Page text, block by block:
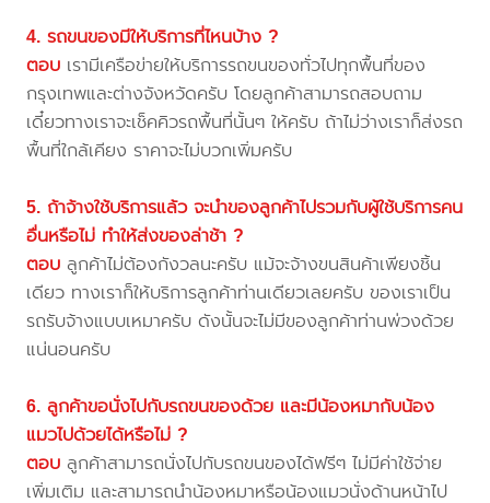
4. รถขนของมีให้บริการที่ไหนบ้าง ?
ตอบ เรามีเครือข่ายให้บริการรถขนของทั่วไปทุกพื้นที่ของ
กรุงเทพและต่างจังหวัดครับ โดยลูกค้าสามารถสอบถาม
เดี๋ยวทางเราจะเช็คคิวรถพื้นที่นั้นๆ ให้ครับ ถ้าไม่ว่างเราก็ส่งรถ
พื้นที่ใกล้เคียง ราคาจะไม่บวกเพิ่มครับ
5. ถ้าจ้างใช้บริการแล้ว จะนำของลูกค้าไปรวมกับผู้ใช้บริการคน
อื่นหรือไม่ ทำให้ส่งของล่าช้า ?
ตอบ ลูกค้าไม่ต้องกังวลนะครับ แม้จะจ้างขนสินค้าเพียงชิ้น
เดียว ทางเราก็ให้บริการลูกค้าท่านเดียวเลยครับ ของเราเป็น
รถรับจ้างแบบเหมาครับ ดังนั้นจะไม่มีของลูกค้าท่านพ่วงด้วย
แน่นอนครับ
6. ลูกค้าขอนั่งไปกับรถขนของด้วย และมีน้องหมากับน้อง
แมวไปด้วยได้หรือไม่ ?
ตอบ ลูกค้าสามารถนั่งไปกับรถขนของได้ฟรีๆ ไม่มีค่าใช้จ่าย
เพิ่มเติม และสามารถนำน้องหมาหรือน้องแมวนั่งด้านหน้าไป